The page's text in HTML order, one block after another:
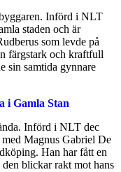
Införd i NLT
staden och är
som levde på
färgstark och kraftfull
sin samtida gynnare
i Gamla Stan
Införd i NLT dec
Magnus Gabriel De
Han har fått en
blickar rakt mot hans